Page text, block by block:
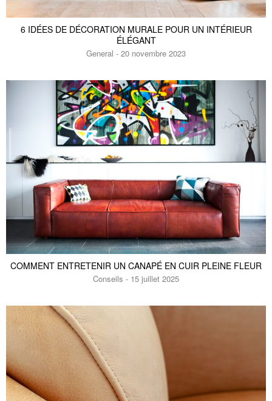
6 IDÉES DE DÉCORATION MURALE POUR UN INTÉRIEUR
ÉLÉGANT
General - 20 novembre 2023
COMMENT ENTRETENIR UN CANAPÉ EN CUIR PLEINE FLEUR
Conseils - 15 juillet 2025